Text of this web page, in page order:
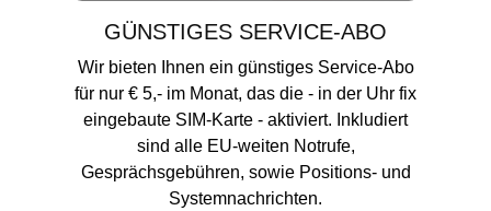
GÜNSTIGES SERVICE-ABO
Wir bieten Ihnen ein günstiges Service-Abo
für nur € 5,- im Monat, das die - in der Uhr fix
eingebaute SIM-Karte - aktiviert. Inkludiert
sind alle EU-weiten Notrufe,
Gesprächsgebühren, sowie Positions- und
Systemnachrichten.